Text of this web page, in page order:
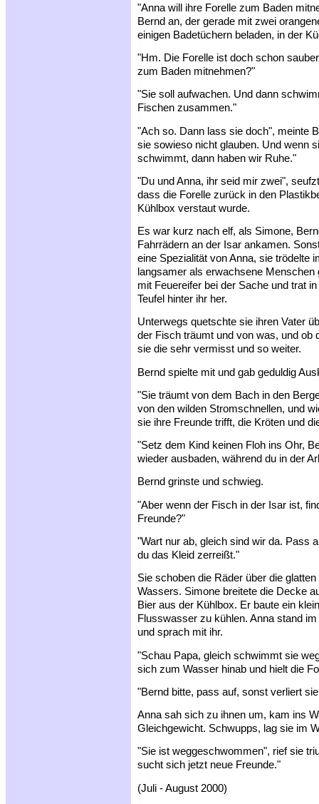
"Anna will ihre Forelle zum Baden
Bernd an, der gerade mit zwei
einigen Badetüchern beladen, in der
"Hm. Die Forelle ist doch schon
zum Baden mitnehmen?"
"Sie soll aufwachen. Und dann
Fischen zusammen."
"Ach so. Dann lass sie doch", meinte
sie sowieso nicht glauben. Und wenn
schwimmt, dann haben wir Ruhe."
"Du und Anna, ihr seid mir zwei",
dass die Forelle zurück in den
Kühlbox verstaut wurde.
Es war kurz nach elf, als Simone,
Fahrrädern an der Isar ankamen.
eine Spezialität von Anna, sie trödelte
langsamer als erwachsene Menschen
mit Feuereifer bei der Sache und trat
Teufel hinter ihr her.
Unterwegs quetschte sie ihren Vater
der Fisch träumt und von was, und ob
sie die sehr vermisst und so weiter.
Bernd spielte mit und gab geduldig
"Sie träumt von dem Bach in den
von den wilden Stromschnellen, und
sie ihre Freunde trifft, die Kröten und
"Setz dem Kind keinen Floh ins Ohr,
wieder ausbaden, während du in der
Bernd grinste und schwieg.
"Aber wenn der Fisch in der Isar ist,
Freunde?"
"Wart nur ab, gleich sind wir da. Pass
du das Kleid zerreißt."
Sie schoben die Räder über die
Wassers. Simone breitete die Decke
Bier aus der Kühlbox. Er baute ein
Flusswasser zu kühlen. Anna stand
und sprach mit ihr.
"Schau Papa, gleich schwimmt sie
sich zum Wasser hinab und hielt die
"Bernd bitte, pass auf, sonst verliert
Anna sah sich zu ihnen um, kam ins
Gleichgewicht. Schwupps, lag sie im
"Sie ist weggeschwommen", rief sie
sucht sich jetzt neue Freunde."
(Juli - August 2000)